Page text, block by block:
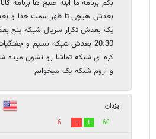
بگم برنامه ما اینه صبح ها برنامه
بعدش هیچی تا ظهر سمت خدا و
کره ای شبکه تماشا رو نشون میده
و اروم شبکه یک میخوابم
یزدان
60
6